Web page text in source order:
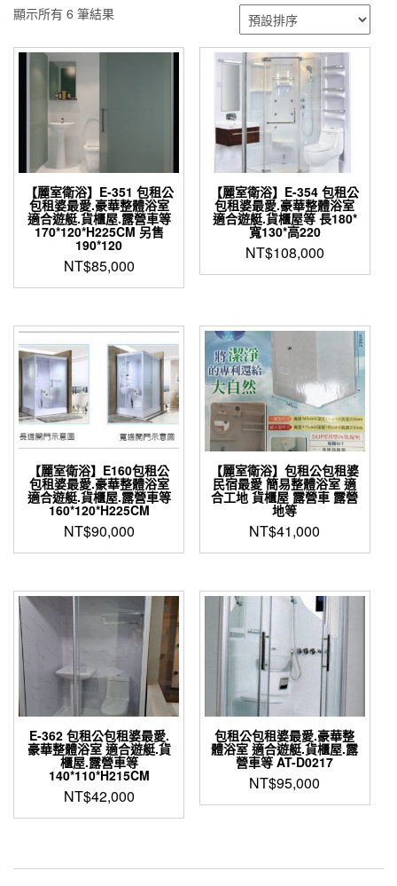
顯示所有 6 筆結果
【麗室衛浴】E-351 包租公
包租婆最愛.豪華整體浴室
適合遊艇.貨櫃屋.露營車等
170*120*H225CM 另售
190*120
NT$85,000
【麗室衛浴】E-354 包租公
包租婆最愛.豪華整體浴室
適合遊艇.貨櫃屋等 長180*
寬130*高220
NT$108,000
【麗室衛浴】E160包租公
包租婆最愛.豪華整體浴室
適合遊艇.貨櫃屋.露營車等
160*120*H225CM
NT$90,000
【麗室衛浴】包租公包租婆
民宿最愛 簡易整體浴室 適
合工地 貨櫃屋 露營車 露營
地等
NT$41,000
E-362 包租公包租婆最愛.
豪華整體浴室 適合遊艇.貨
櫃屋.露營車等
140*110*H215CM
NT$42,000
包租公包租婆最愛.豪華整
體浴室 適合遊艇.貨櫃屋.露
營車等 AT-D0217
NT$95,000